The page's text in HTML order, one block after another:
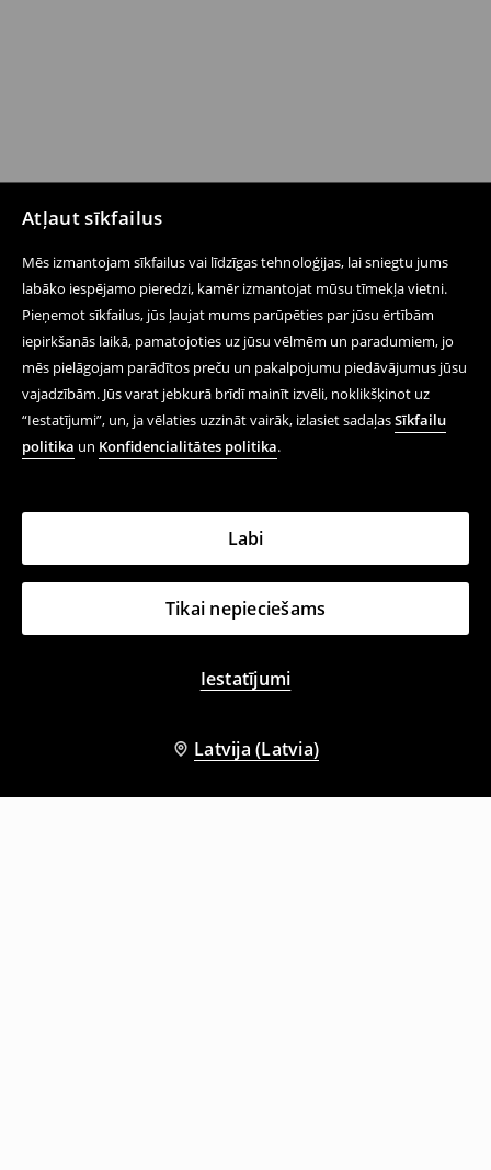
Atļaut sīkfailus
Mēs izmantojam sīkfailus vai līdzīgas tehnoloģijas, lai sniegtu jums
labāko iespējamo pieredzi, kamēr izmantojat mūsu tīmekļa vietni.
Pieņemot sīkfailus, jūs ļaujat mums parūpēties par jūsu ērtībām
iepirkšanās laikā, pamatojoties uz jūsu vēlmēm un paradumiem, jo
mēs pielāgojam parādītos preču un pakalpojumu piedāvājumus jūsu
vajadzībām. Jūs varat jebkurā brīdī mainīt izvēli, noklikšķinot uz
“Iestatījumi”, un, ja vēlaties uzzināt vairāk, izlasiet sadaļasSīkfailu
politika un Konfidencialitātes politika.
Tikai nepieciešams
Iestatījumi
Labi
Latvija (Latvia)